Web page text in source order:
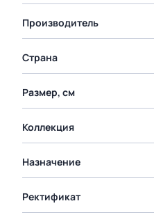
Производитель
Страна
Размер, см
Коллекция
Назначение
Ректификат